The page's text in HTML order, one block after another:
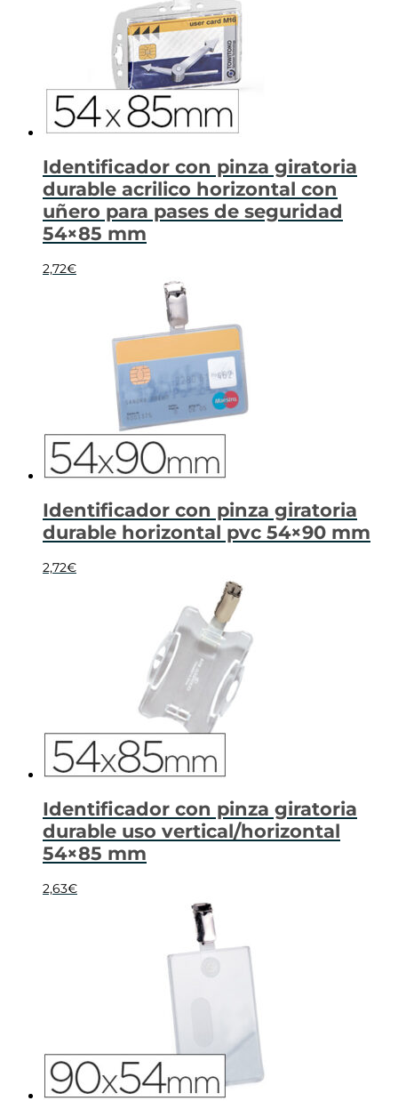
Identificador con pinza giratoria
durable acrilico horizontal con
uñero para pases de seguridad
54×85 mm
2,72€
Identificador con pinza giratoria
durable horizontal pvc 54×90 mm
2,72€
Identificador con pinza giratoria
durable uso vertical/horizontal
54×85 mm
2,63€